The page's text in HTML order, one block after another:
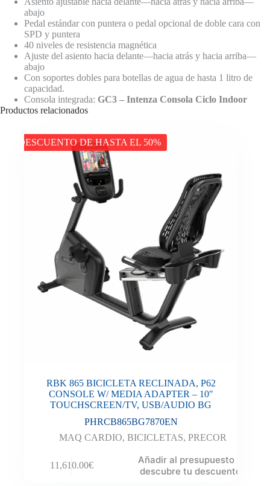
abajo
Pedal estándar con puntera o pedal opcional de doble cara con
SPD y puntera
40 niveles de resistencia magnética
Ajuste del asiento hacia delante—hacia atrás y hacia arriba—
abajo
Con soportes dobles para botellas de agua de hasta 1 litro de
capacidad.
Consola integrada: GC3 – Intenza Consola Ciclo Indoor
Productos relacionados
DESCUENTO DE HASTA EL 50%
RBK 865 BICICLETA RECLINADA, P62
CONSOLE W/ MEDIA ADAPTER – 10″
TOUCHSCREEN/TV, USB/AUDIO BG
PHRCB865BG7870EN
MAQ CARDIO,BICICLETAS,PRECOR
11,610.00€
Añadir al presupuesto y
descubre tu descuento